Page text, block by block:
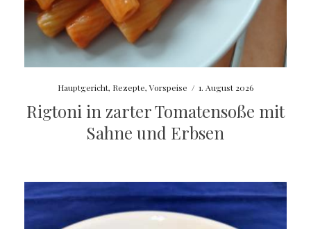
Hauptgericht, Rezepte,Vorspeise / 1. August 2026
Rigtoni in zarter Tomatensoße mit
Sahne und Erbsen